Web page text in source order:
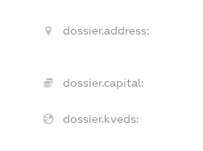
dossier.address:
dossier.capital:
dossier.kveds: